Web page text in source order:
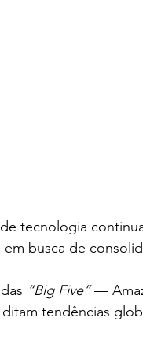
tecnologia
busca de
“Big Five” —
tendências